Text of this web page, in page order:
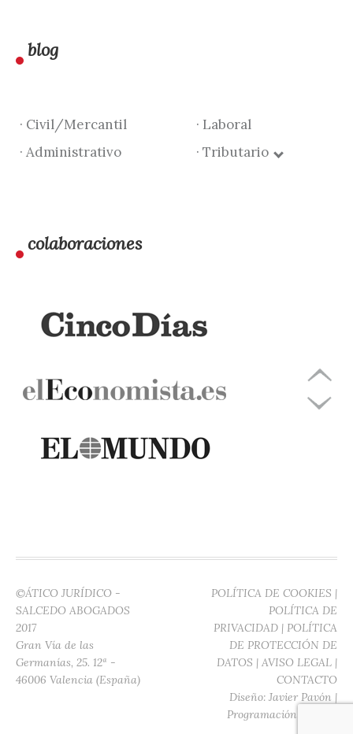
blog
· Civil/Mercantil
· Laboral
· Administrativo
· Tributario
colaboraciones
©ÁTICO JURÍDICO -
SALCEDO ABOGADOS
2017
Gran Vía de las
Germanías, 25. 12ª -
46006 Valencia (España)
POLÍTICA DE COOKIES |
POLÍTICA DE
PRIVACIDAD | POLÍTICA
DE PROTECCIÓN DE
DATOS | AVISO LEGAL |
CONTACTO
Diseño: Javier Pavón |
Programación: